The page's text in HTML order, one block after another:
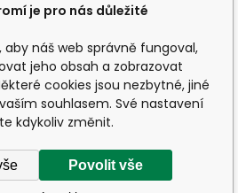
je pro nás důležité
aby náš web správně fungoval,
jeho obsah a zobrazovat
cookies jsou nezbytné, jiné
souhlasem. Své nastavení
kdykoliv změnit.
Povolit vše